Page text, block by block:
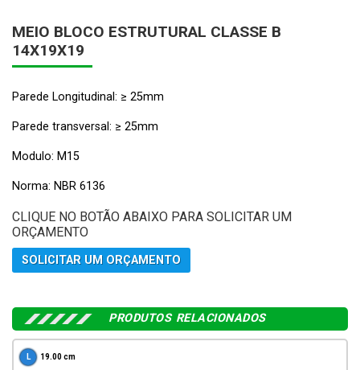
MEIO BLOCO ESTRUTURAL CLASSE B
14X19X19
Parede Longitudinal: ≥ 25mm
Parede transversal: ≥ 25mm
Modulo: M15
Norma: NBR 6136
CLIQUE NO BOTÃO ABAIXO PARA SOLICITAR UM
ORÇAMENTO
SOLICITAR UM ORÇAMENTO
PRODUTOS RELACIONADOS
19.00 cm